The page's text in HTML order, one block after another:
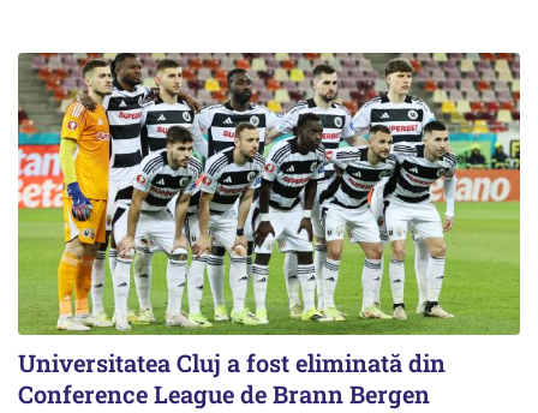
Universitatea Cluj a fost eliminată din
Conference League de Brann Bergen